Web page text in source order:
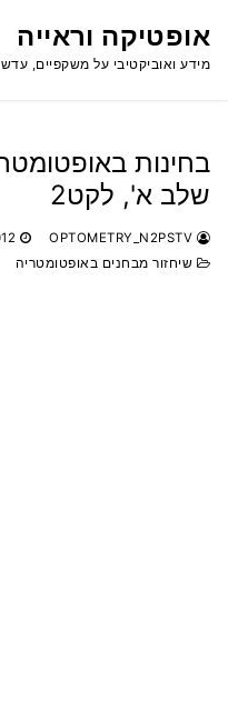
לתוכןאופטיקה וראייה
מידע ואוביקטיבי על משקפיים,
בחינות
שלב א', לקט2
שיחזור מבחנים באופטומטריה